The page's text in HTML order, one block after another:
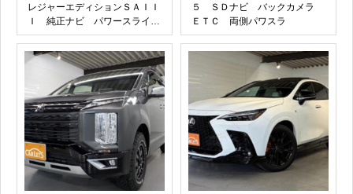
レジャーエディションＳＡＩＩ
Ｉ 純正ナビ パワースライ
ド ＵＳＢ 前後ドラレコ ク
ロスシステムバー インナーハ
ンドルイルミネーション フロ
アイルミネーション センター
ピラーイルミネーション 純正
１５インチホイール ロールサ
ンシェード
５ ＳＤナビ バックカメラ
ＥＴＣ 両側パワスラ